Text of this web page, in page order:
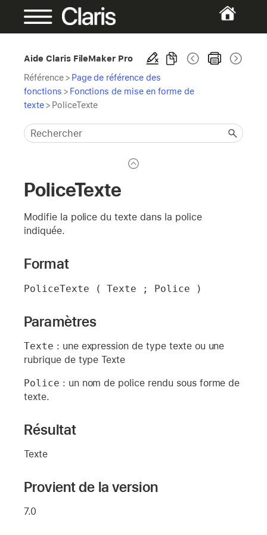
Aide Claris FileMaker Pro
Référence> Page de référence des
fonctions > Fonctions de mise en forme de
texte> PoliceTexte
PoliceTexte
Modifie la police du texte dans la police
indiquée.
Format
PoliceTexte ( Texte ; Police )
Paramètres
Texte : une expression de type texte ou une
rubrique de type Texte
Police : un nom de police rendu sous forme de
texte.
Résultat
Texte
Provient de la version
7.0